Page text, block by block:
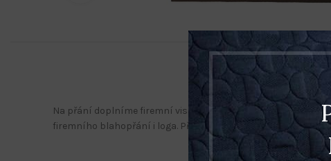
Na přání doplníme firemní visačkou. Originální motivy
firemního blahopřání i loga. Před realizací Vám pošleme ke